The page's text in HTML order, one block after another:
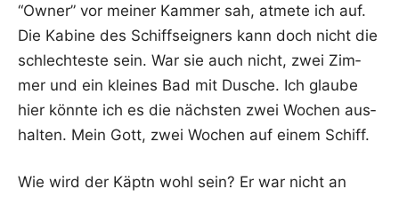
“Owner” vor mei­ner Kam­mer sah, atme­te ich auf.
Die Kabi­ne des Schiffs­eig­ners kann doch nicht die
schlech­tes­te sein. War sie auch nicht, zwei Zim­
mer und ein klei­nes Bad mit Dusche. Ich glau­be
hier könn­te ich es die nächs­ten zwei Wochen aus­
hal­ten. Mein Gott, zwei Wochen auf einem Schiff.
Wie wird der Käptn wohl sein? Er war nicht an